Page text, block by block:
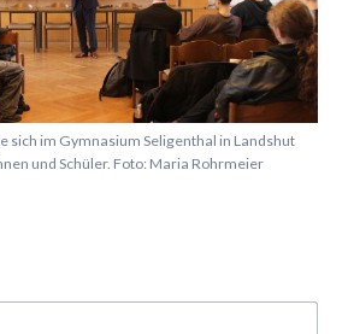
sich im Gymnasium Seligenthal in Landshut
und Schüler. Foto: Maria Rohrmeier